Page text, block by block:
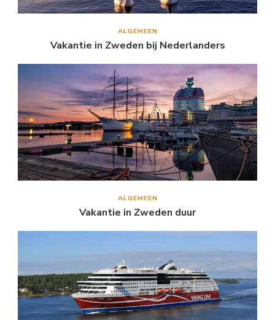
ALGEMEEN
Vakantie in Zweden bij Nederlanders
ALGEMEEN
Vakantie in Zweden duur